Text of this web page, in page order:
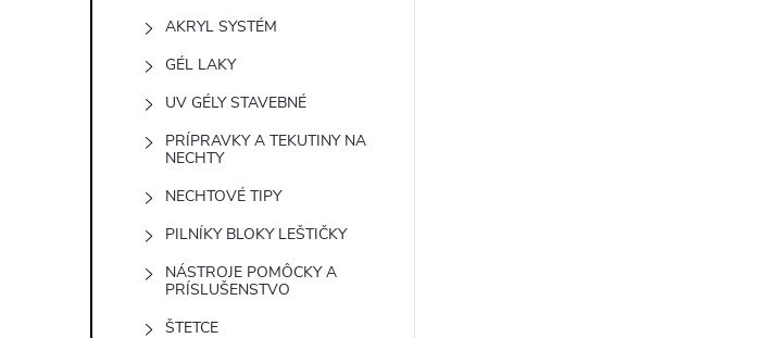
AKRYL SYSTÉM
GÉL LAKY
UV GÉLY STAVEBNÉ
PRÍPRAVKY A TEKUTINY NA
NECHTY
NECHTOVÉ TIPY
PILNÍKY BLOKY LEŠTIČKY
NÁSTROJE POMÔCKY A
PRÍSLUŠENSTVO
ŠTETCE